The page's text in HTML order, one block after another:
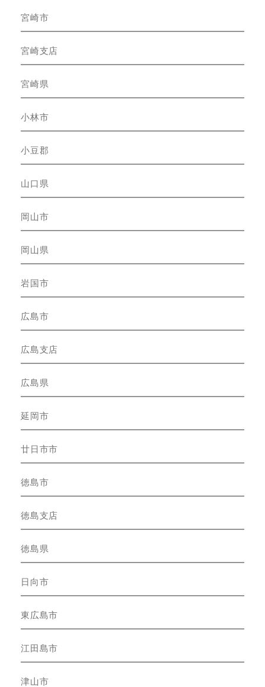
宮崎市
宮崎支店
宮崎県
小林市
小豆郡
山口県
岡山市
岡山県
岩国市
広島市
広島支店
広島県
延岡市
廿日市市
徳島市
徳島支店
徳島県
日向市
東広島市
江田島市
津山市